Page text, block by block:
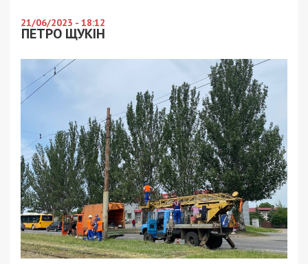
21/06/2023 - 18:12
ПЕТРО ЩУКІН